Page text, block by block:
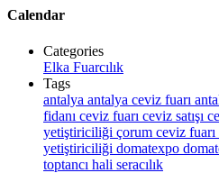
Calendar
Categories
Elka Fuarcılık
Tags
antalya antalya ceviz fuarı
fidanı ceviz fuarı ceviz satışı
yetiştiriciliği çorum ceviz fuarı
yetiştiriciliği domatexpo
toptancı hali seracılık